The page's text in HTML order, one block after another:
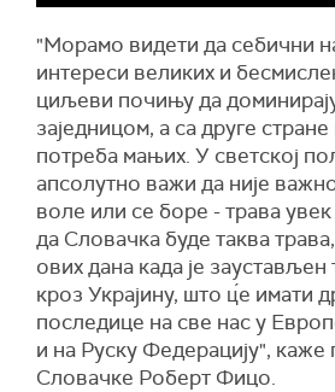
"Морамо видети да себични
интереси великих и
циљеви почињу да
заједницом, а са друге
потреба мањих. У светској
апсолутно важи да није
воле или се боре - трава
да Словачка буде таква
ових дана када је заустављен
кроз Украјину, што ц́е имати
последице на све нас у
и на Руску Федерацију", каже
Словачке Роберт Фицо.